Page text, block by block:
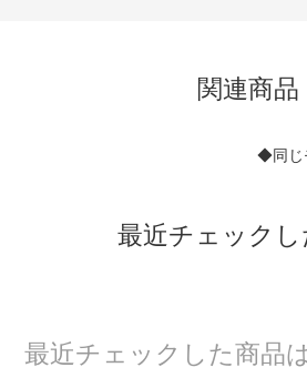
関連商品
◆同じ
最近チェックし
最近チェックした商品